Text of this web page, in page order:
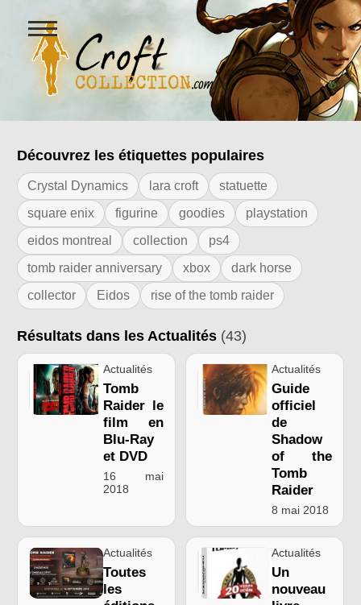
Figurines Lara Croft et
Ouvrir
le
menu
Résultats de l'étiquette "tomb raider"
Découvrez les étiquettes populaires
Crystal Dynamics lara croft
statuette
square enix
figurine goodies
playstation
eidos montreal
collection
ps4
tomb raider anniversary
xbox
dark horse
collector
Eidos rise of the tomb raider
Résultats dans les Actualités (43)
Actualités
Tomb
Raider le
film en
Blu-Ray
et DVD
16 mai
2018
Actualités
Guide
officiel
de
Shadow
of the
Tomb
Raider
8 mai 2018
Actualités
Toutes
les
Actualités
Un
nouveau